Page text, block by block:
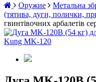
Оружие
Метальна
(тятива, дуги, полички,
гвинтівочних арбалетів